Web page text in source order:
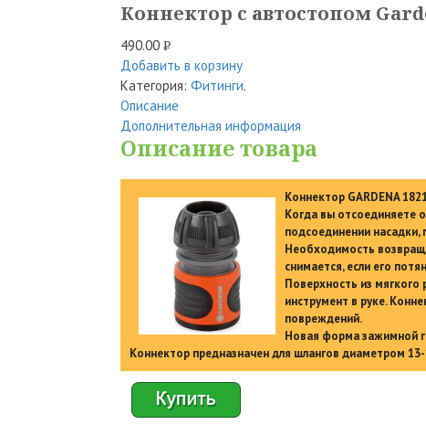
Коннектор с автостопом
490.00 Р
УБ.
Добавить в корзину
Категория: Фитинги.
Описание
Дополнительная информация
Описание товара
Коннектор GARDENA
Когда вы отсоединяете
подсоединении
Необходимость
снимается, если его
Поверхность из мягкого
инструмент в руке.
повреждений.
Новая форма зажимной
Коннектор предназначен для шлангов диаметром